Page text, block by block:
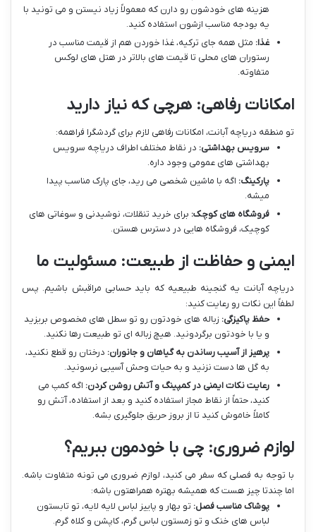
هزینه های خودشون رو دارن که معمولاً زیاد نیستن و می تونید با
یه بودجه مناسب ازشون استفاده کنید.
غذا: مثل همه جای ترکیه، غذا خوردن هم از قیمت مناسب در
رستوران های محلی تا قیمت های بالاتر در هتل های لوکس
متفاوته.
امکانات رفاهی: هرچی که نیاز دارید
تو منطقه دریاچه آبانت، امکانات رفاهی لازم برای گردشگرا فراهمه:
سرویس بهداشتی: در نقاط مختلف اطراف دریاچه سرویس
بهداشتی های عمومی وجود داره.
پارکینگ: اگه با ماشین شخصی می رید، جای پارک مناسب پیدا
میشه.
فروشگاه های کوچک: برای خرید تنقلات، نوشیدنی و سوغاتی های
کوچیک، فروشگاه هایی در دسترس هستن.
ایمنی و حفاظت از طبیعت: مسئولیت ما
دریاچه آبانت یه گنجینه طبیعیه که باید حسابی مراقبش باشیم. پس
لطفاً این نکات رو رعایت کنید:
حفظ پاکیزگی: زباله های خودتون رو تو سطل های مخصوص بریزید
و یا با خودتون برگردونید. هیچ زباله ای تو طبیعت رها نکنید.
پرهیز از آسیب رساندن به گیاهان و جانوران: درختان رو قطع نکنید،
به گل ها دست نزنید و به حیات وحش آسیبی نرسونید.
رعایت نکات ایمنی در کمپینگ و آتش روشن کردن: اگه کمپ می
کنید، حتماً از نقاط مجاز استفاده کنید و بعد از استفاده، آتش رو
کاملاً خاموش کنید تا از بروز حریق جلوگیری بشه.
لوازم ضروری: چی با خودمون ببریم؟
با توجه به فصلی که سفر می کنید، لوازم ضروری می تونه متفاوت باشه.
اما چندتا چیز هست که همیشه بهتره همراهتون باشه:
پوشاک مناسب فصل: تو بهار و پاییز لباس لایه لایه، تو تابستون
لباس های خنک و تو زمستون لباس گرم، کاپشن و کلاه گرم.